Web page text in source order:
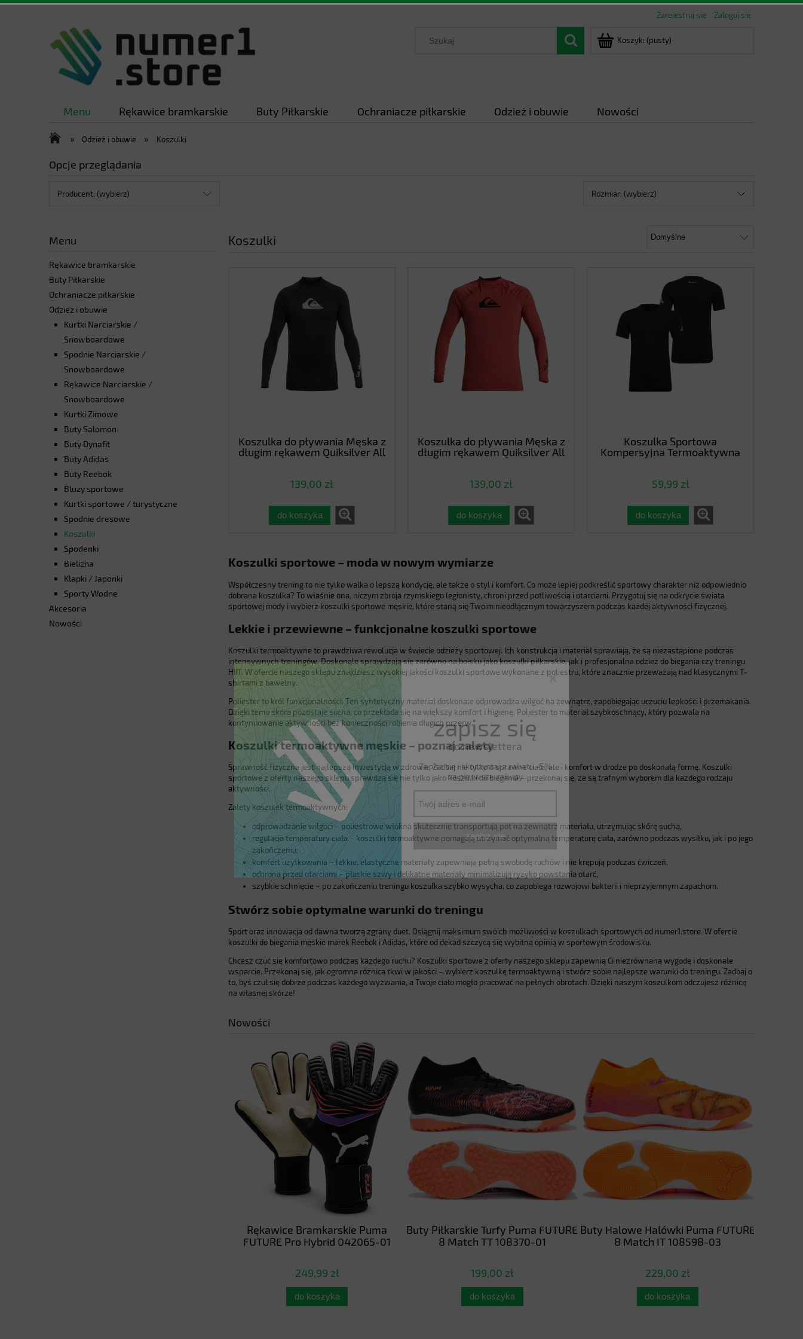
Zarejestruj się Zaloguj się
Koszyk: (pusty)
Menu Rękawice bramkarskie Buty Piłkarskie Ochraniacze piłkarskie Odzież i obuwie Nowości
» Odzież i obuwie » Koszulki
Opcje przeglądania
Producent: (wybierz) Rozmiar: (wybierz)
Menu
Rękawice bramkarskie
Buty Piłkarskie
Ochraniacze piłkarskie
Odzież i obuwie
Kurtki Narciarskie /
Snowboardowe
Spodnie Narciarskie /
Snowboardowe
Rękawice Narciarskie /
Snowboardowe
Kurtki Zimowe
Buty Salomon
Buty Dynafit
Buty Adidas
Buty Reebok
Bluzy sportowe
Kurtki sportowe / turystyczne
Spodnie dresowe
Koszulki
Spodenki
Bielizna
Klapki / Japonki
Sporty Wodne
Akcesoria
Nowości
Koszulki
Koszulka do pływania Męska z
długim rękawem Quiksilver All
Time UPF 50 Rash Vest
139,00 zł
do koszyka
Koszulka do pływania Męska z
długim rękawem Quiksilver All
Time UPF 50 Rash Vest
139,00 zł
do koszyka
Koszulka Sportowa
Kompersyjna Termoaktywna
dla Dzieci Adidas Aeroready
59,99 zł
do koszyka
Koszulki sportowe – moda w nowym wymiarze
Współczesny trening to nie tylko walka o lepszą kondycję, ale także o styl i komfort. Co może lepiej podkreślić sportowy charakter niż odpowiednio
dobrana koszulka? To właśnie ona, niczym zbroja rzymskiego legionisty, chroni przed potliwością i otarciami. Przygotuj się na odkrycie świata
sportowej mody i wybierz koszulki sportowe męskie, które staną się Twoim nieodłącznym towarzyszem podczas każdej aktywności fizycznej.
Lekkie i przewiewne – funkcjonalne koszulki sportowe
Koszulki termoaktywne to prawdziwa rewolucja w świecie odzieży sportowej. Ich konstrukcja i materiał sprawiają, że są niezastąpione podczas
intensywnych treningów. Doskonale sprawdzają się zarówno na boisku jako koszulki piłkarskie, jak i profesjonalna odzież do biegania czy treningu
HIIT. W ofercie naszego sklepu znajdziesz wysokiej jakości koszulki sportowe wykonane z poliestru, które znacznie przeważają nad klasycznymi T-
shirtami z bawełny.
Poliester to król funkcjonalności. Ten syntetyczny materiał doskonale odprowadza wilgoć na zewnątrz, zapobiegając uczuciu lepkości i przemakania.
Dzięki temu skóra pozostaje sucha, co przekłada się na większy komfort i higienę. Poliester to materiał szybkoschnący, który pozwala na
kontynuowanie aktywności bez konieczności robienia długich przerw.
Koszulki termoaktywne męskie – poznaj zalety
Sprawność fizyczna jest najlepszą inwestycją w zdrowie. Zadbaj nie tylko o sprawne ciało, ale i komfort w drodze po doskonałą formę. Koszulki
sportowe z oferty naszego sklepu sprawdzą się nie tylko jako koszulki do biegania – przekonaj się, że są trafnym wyborem dla każdego rodzaju
aktywności.
Zalety koszulek termoaktywnych:
odprowadzanie wilgoci – poliestrowe włókna skutecznie transportują pot na zewnątrz materiału, utrzymując skórę suchą,
regulacja temperatury ciała – koszulki termoaktywne pomagają utrzymać optymalną temperaturę ciała, zarówno podczas wysiłku, jak i po jego
zakończeniu,
komfort użytkowania – lekkie, elastyczne materiały zapewniają pełną swobodę ruchów i nie krępują podczas ćwiczeń,
ochrona przed otarciami – płaskie szwy i delikatne materiały minimalizują ryzyko powstania otarć,
szybkie schnięcie – po zakończeniu treningu koszulka szybko wysycha, co zapobiega rozwojowi bakterii i nieprzyjemnym zapachom.
Stwórz sobie optymalne warunki do treningu
Sport oraz innowacja od dawna tworzą zgrany duet. Osiągnij maksimum swoich możliwości w koszulkach sportowych od numer1.store. W ofercie
koszulki do biegania męskie marek Reebok i Adidas, które od dekad szczycą się wybitną opinią w sportowym środowisku.
Chcesz czuć się komfortowo podczas każdego ruchu? Koszulki sportowe z oferty naszego sklepu zapewnią Ci niezrównaną wygodę i doskonałe
wsparcie. Przekonaj się, jak ogromna różnica tkwi w jakości – wybierz koszulkę termoaktywną i stwórz sobie najlepsze warunki do treningu. Zadbaj o
to, byś czuł się dobrze podczas każdego wyzwania, a Twoje ciało mogło pracować na pełnych obrotach. Dzięki naszym koszulkom odczujesz różnicę
na własnej skórze!
Nowości
Rękawice Bramkarskie Puma
FUTURE Pro Hybrid 042065-01
249,99 zł
do koszyka
Buty Piłkarskie Turfy Puma FUTURE
8 Match TT 108370-01
199,00 zł
do koszyka
Buty Halowe Halówki Puma FUTURE
8 Match IT 108598-03
229,00 zł
do koszyka
x
zapisz się
do newslettera
Zapisz się i skorzystaj z rabatu -5%
na pierwsze zakupy
zapisz się